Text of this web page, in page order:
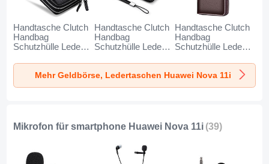
Handtasche Clutch
Handbag
Schutzhülle Leder
Huawei Nova 11i
Schwarz
Handtasche Clutch
Handbag
Schutzhülle Leder
Huawei Nova 11i
Schwarz
Handtasche Clutch
Handbag
Schutzhülle Leder
Huawei Nova 11i
Braun
Mehr Geldbörse, Ledertaschen Huawei Nova 11i
Mikrofon für smartphone Huawei Nova 11i (39)